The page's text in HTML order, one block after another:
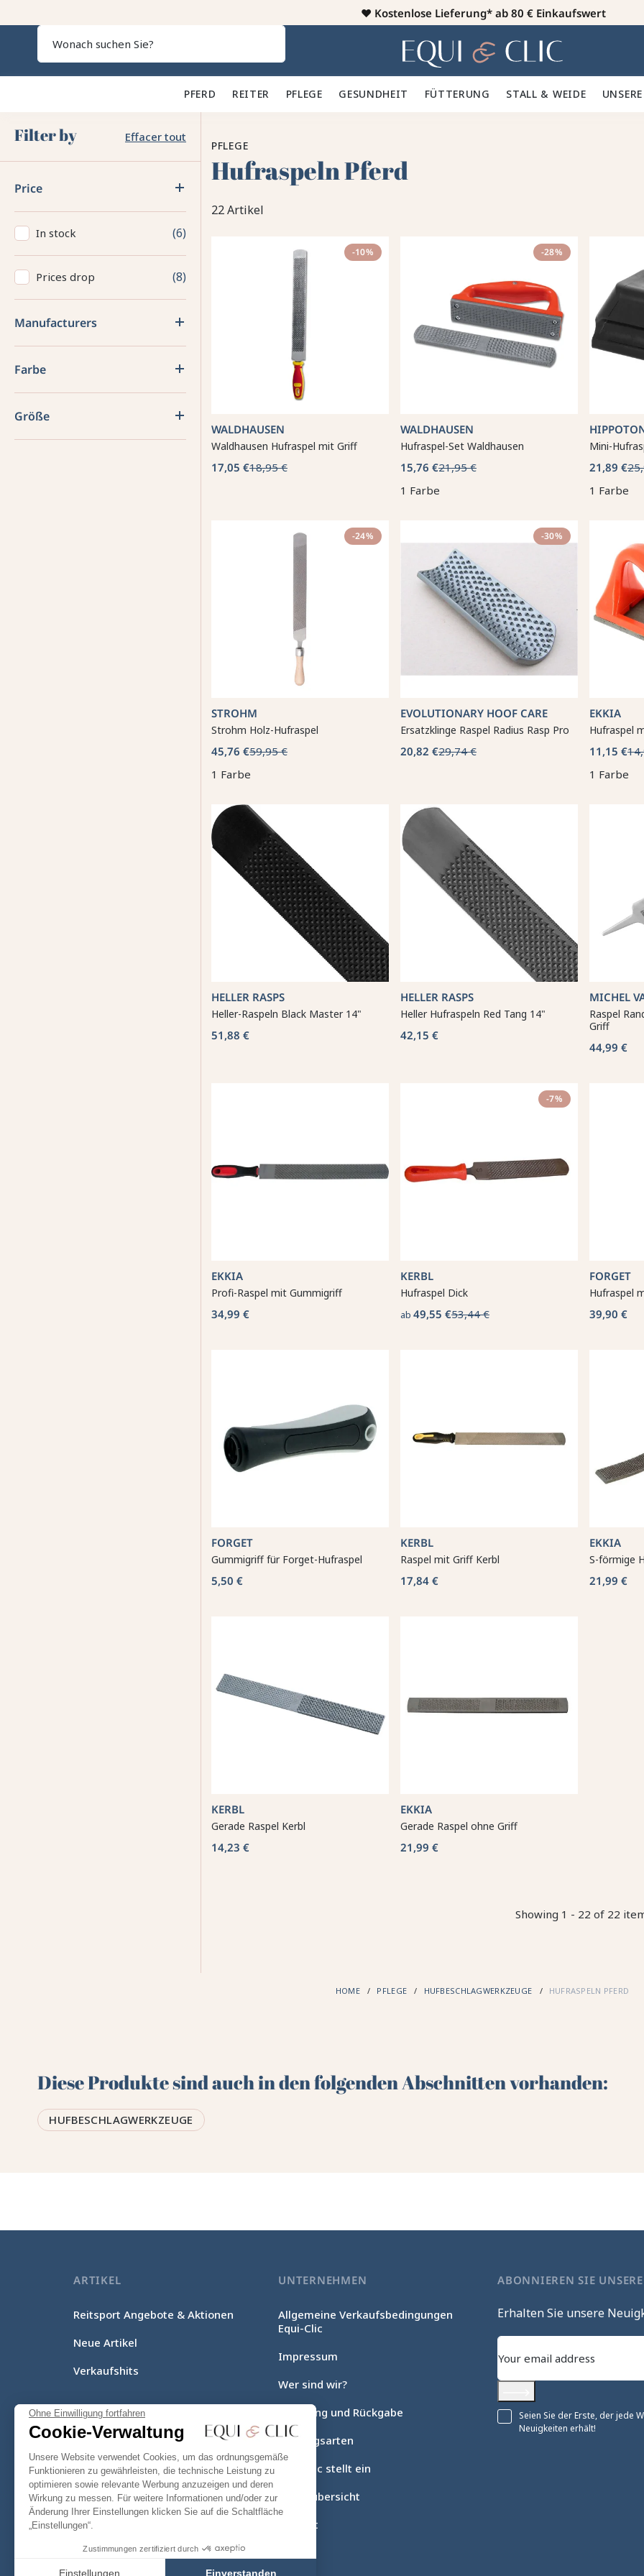
Ohne Einwilligung fortfahren
Cookie-Verwaltung
Unsere Website verwendet Cookies, um das ordnungsgemäße
Funktionieren zu gewährleisten, die technische Leistung zu
optimieren sowie relevante Werbung anzuzeigen und deren
Wirkung zu messen. Für weitere Informationen und/oder zur
Änderung Ihrer Einstellungen klicken Sie auf die Schaltfläche
„Einstellungen“.
Zustimmungen zertifiziert durch
Einstellungen Einverstanden
♥️ Kostenlose Lieferung* ab 80 € Einkaufswert
Heim
PFERD 🐎 REITER 👕 PFLEGE 🪮 GESUNDHEIT ✨ FÜTTERUNG 🥕 STALL & WEIDE 🍃
Filter by Effacer tout
Price
In stock 6
Prices drop 8
Manufacturers
Farbe
Größe
PFLEGE
Hufraspeln Pferd
22 Artikel
-10%
WALDHAUSEN
Waldhausen Hufraspel mit Griff
17,05 €18,95 €
-28%
WALDHAUSEN
Hufraspel-Set Waldhausen
15,76 €21,95 €
1 Farbe
Mini-
21,89 €
1 Farbe
-24%
STROHM
Strohm Holz-Hufraspel
45,76 €59,95 €
1 Farbe
-30%
EVOLUTIONARY HOOF CARE
Ersatzklinge Raspel Radius Rasp Pro
20,82 €29,74 €
EKKIA
Hufraspel
11,15 €
1 Farbe
HELLER RASPS
Heller-Raspeln Black Master 14"
51,88 €
HELLER RASPS
Heller Hufraspeln Red Tang 14"
42,15 €
MICHEL
Raspel
Griff
44,99 €
EKKIA
Profi-Raspel mit Gummigriff
34,99 €
-7%
KERBL
Hufraspel Dick
ab 49,55 €53,44 €
FORGET
Hufraspel
39,90 €
FORGET
Gummigriff für Forget-Hufraspel
5,50 €
KERBL
Raspel mit Griff Kerbl
17,84 €
EKKIA
S-förmige
21,99 €
KERBL
Gerade Raspel Kerbl
14,23 €
EKKIA
Gerade Raspel ohne Griff
21,99 €
Showing 1 - 22 of 22
HOME PFLEGE HUFBESCHLAGWERKZEUGE HUFRASPELN PFERD
Diese Produkte sind auch in den folgenden Abschnitten vorhanden:
HUFBESCHLAGWERKZEUGE
ARTIKEL
Reitsport Angebote & Aktionen
Neue Artikel
Verkaufshits
UNTERNEHMEN
Allgemeine Verkaufsbedingungen
Equi-Clic
Impressum
Wer sind wir?
Lieferung und Rückgabe
Zahlungsarten
Equi-Clic stellt ein
Seitenübersicht
Kontakt
ABONNIEREN SIE
Erhalten Sie unsere
Abonnieren
Seien Sie der Erste, der jede
Neuigkeiten erhält!